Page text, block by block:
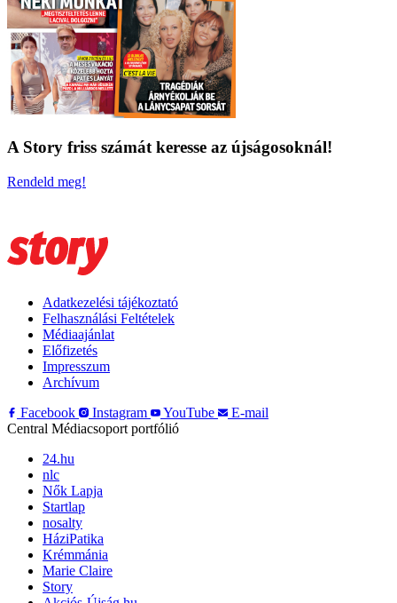
A Story friss számát keresse az újságosoknál!
Rendeld meg!
Adatkezelési tájékoztató
Felhasználási Feltételek
Médiaajánlat
Előfizetés
Impresszum
Archívum
Facebook
Instagram YouTube
E-mail
Central Médiacsoport portfólió
24.hu
nlc
Nők Lapja
Startlap
nosalty
HáziPatika
Krémmánia
Marie Claire
Story